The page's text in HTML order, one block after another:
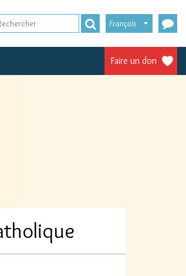
Français
Faire un don